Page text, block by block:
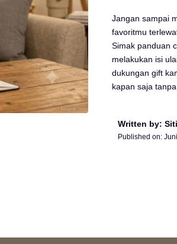
Jangan sampai
favoritmu
Simak panduan
melakukan isi
dukungan gift
kapan saja tanpa
Written by:
Published on: